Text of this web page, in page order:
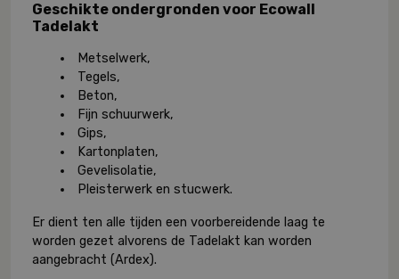
Geschikte ondergronden voor Ecowall
Tadelakt
Metselwerk,
Tegels,
Beton,
Fijn schuurwerk,
Gips,
Kartonplaten,
Gevelisolatie,
Pleisterwerk en stucwerk.
Er dient ten alle tijden een voorbereidende laag te
worden gezet alvorens de Tadelakt kan worden
aangebracht (Ardex).